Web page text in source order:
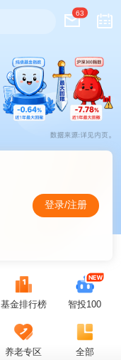
63
登录/注册
基金排行榜 智投100
养老专区 全部